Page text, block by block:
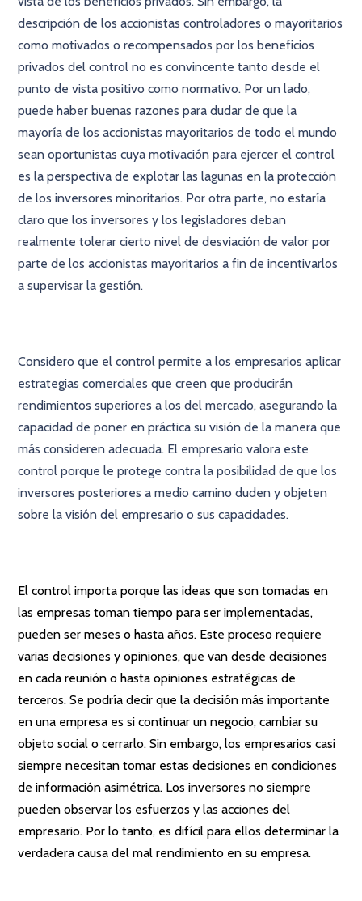
descripción de los accionistas controladores o mayoritarios
como motivados o recompensados por los beneficios
privados del control no es convincente tanto desde el
punto de vista positivo como normativo. Por un lado,
puede haber buenas razones para dudar de que la
mayoría de los accionistas mayoritarios de todo el mundo
sean oportunistas cuya motivación para ejercer el control
es la perspectiva de explotar las lagunas en la protección
de los inversores minoritarios. Por otra parte, no estaría
claro que los inversores y los legisladores deban
realmente tolerar cierto nivel de desviación de valor por
parte de los accionistas mayoritarios a fin de incentivarlos
a supervisar la gestión.
Considero que el control permite a los empresarios aplicar
estrategias comerciales que creen que producirán
rendimientos superiores a los del mercado, asegurando la
capacidad de poner en práctica su visión de la manera que
más consideren adecuada. El empresario valora este
control porque le protege contra la posibilidad de que los
inversores posteriores a medio camino duden y objeten
sobre la visión del empresario o sus capacidades.
El control importa porque las ideas que son tomadas en
las empresas toman tiempo para ser implementadas,
pueden ser meses o hasta años. Este proceso requiere
varias decisiones y opiniones, que van desde decisiones
en cada reunión o hasta opiniones estratégicas de
terceros. Se podría decir que la decisión más importante
en una empresa es si continuar un negocio, cambiar su
objeto social o cerrarlo. Sin embargo, los empresarios casi
siempre necesitan tomar estas decisiones en condiciones
de información asimétrica. Los inversores no siempre
pueden observar los esfuerzos y las acciones del
empresario. Por lo tanto, es difícil para ellos determinar la
verdadera causa del mal rendimiento en su empresa.